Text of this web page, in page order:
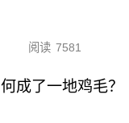
阅读 7581
成了一地鸡毛？